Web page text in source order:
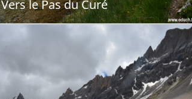
Vers le Pas du Curé